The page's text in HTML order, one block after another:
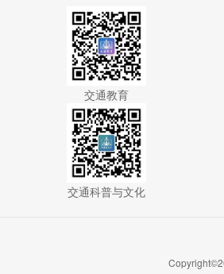
交通教育
交通科普与文化